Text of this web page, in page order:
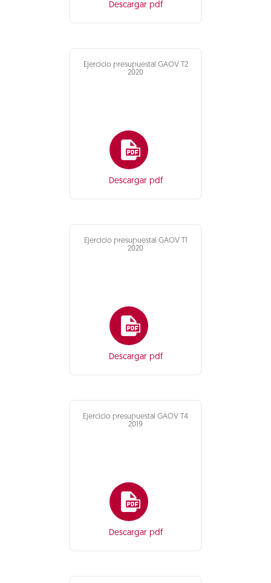
Descargar pdf
Ejercicio presupuestal GAOV T2
2020
Descargar pdf
Ejercicio presupuestal GAOV T1
2020
Descargar pdf
Ejercicio presupuestal GAOV T4
2019
Descargar pdf